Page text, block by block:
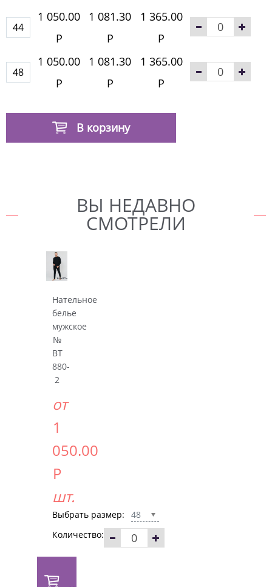
44
1 050.00
Р
1 081.30
Р
1 365.00
Р
48
1 050.00
Р
1 081.30
Р
1 365.00
Р
В корзину
ВЫ НЕДАВНО
СМОТРЕЛИ
Нательное
белье
мужское
№
BT
880-
2
от
1
050.00
Р
шт.
Выбрать размер:
48
Количество: